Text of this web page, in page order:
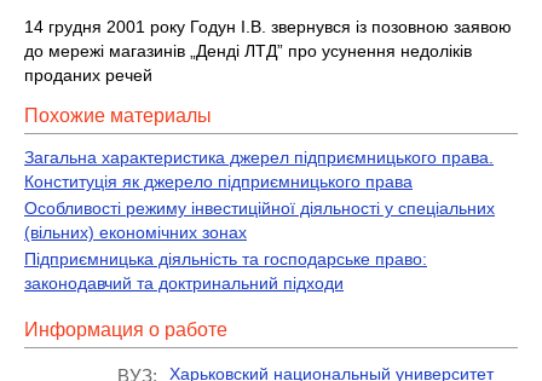
14 грудня 2001 року Годун І.В. звернувся із позовною заявою
до мережі магазинів „Денді ЛТД” про усунення недоліків
проданих речей
Похожие материалы
Загальна характеристика джерел підприємницького права.
Конституція як джерело підприємницького права
Особливості режиму інвестиційної діяльності у спеціальних
(вільних) економічних зонах
Підприємницька діяльність та господарське право:
законодавчий та доктринальний підходи
Информация о работе
ВУЗ: Харьковский национальный университет